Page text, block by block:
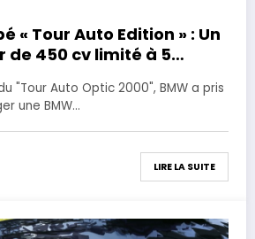
« Tour Auto Edition » : Un
de 450 cv limité à 5
"Tour Auto Optic 2000", BMW a pris
une BMW…
LIRE LA SUITE